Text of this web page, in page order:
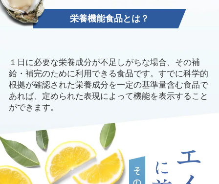
栄養機能食品とは？
１日に必要な栄養成分が不足しがちな場合、その補
給・補完のために利用できる食品です。すでに科学的
根拠が確認された栄養成分を一定の基準量含む食品で
あれば、定められた表現によって機能を表示すること
ができます。